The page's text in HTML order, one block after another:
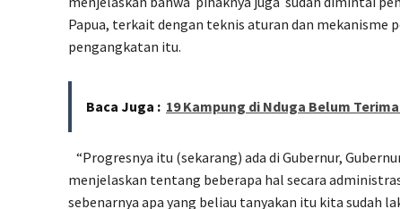
Papua, terkait dengan teknis aturan dan mekanisme
pengangkatan itu.
Baca Juga : 19 Kampung di Nduga Belum
“Progresnya itu (sekarang) ada di Gubernur,
menjelaskan tentang beberapa hal secara
sebenarnya apa yang beliau tanyakan itu kita sudah